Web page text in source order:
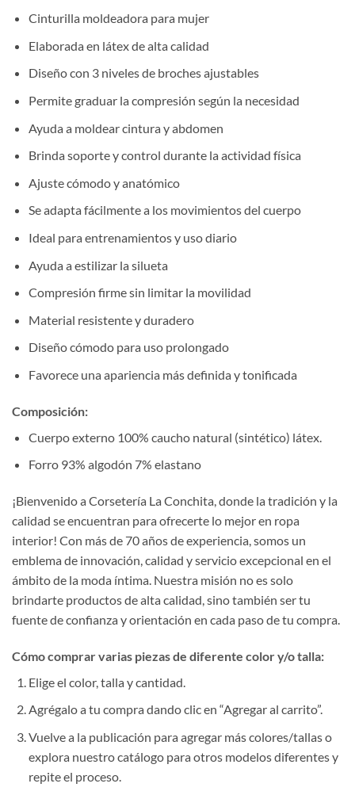
Cinturilla moldeadora para mujer
Elaborada en látex de alta calidad
Diseño con 3 niveles de broches ajustables
Permite graduar la compresión según la necesidad
Ayuda a moldear cintura y abdomen
Brinda soporte y control durante la actividad física
Ajuste cómodo y anatómico
Se adapta fácilmente a los movimientos del cuerpo
Ideal para entrenamientos y uso diario
Ayuda a estilizar la silueta
Compresión firme sin limitar la movilidad
Material resistente y duradero
Diseño cómodo para uso prolongado
Favorece una apariencia más definida y tonificada
Composición:
Cuerpo externo 100% caucho natural (sintético) látex.
Forro 93% algodón 7% elastano
¡Bienvenido a Corsetería La Conchita, donde la tradición y la
calidad se encuentran para ofrecerte lo mejor en ropa
interior! Con más de 70 años de experiencia, somos un
emblema de innovación, calidad y servicio excepcional en el
ámbito de la moda íntima. Nuestra misión no es solo
brindarte productos de alta calidad, sino también ser tu
fuente de confianza y orientación en cada paso de tu compra.
Cómo comprar varias piezas de diferente color y/o talla:
Elige el color, talla y cantidad.
Agrégalo a tu compra dando clic en “Agregar al carrito”.
Vuelve a la publicación para agregar más colores/tallas o
explora nuestro catálogo para otros modelos diferentes y
repite el proceso.